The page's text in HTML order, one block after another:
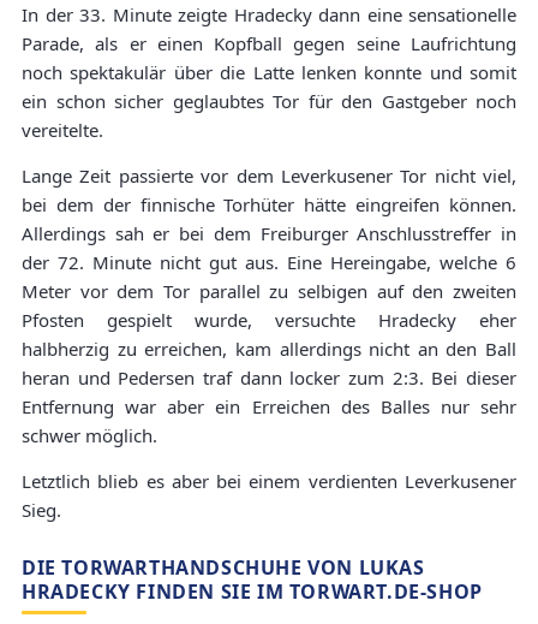
In der 33. Minute zeigte Hradecky dann eine sensationelle
Parade, als er einen Kopfball gegen seine Laufrichtung
noch spektakulär über die Latte lenken konnte und somit
ein schon sicher geglaubtes Tor für den Gastgeber noch
vereitelte.
Lange Zeit passierte vor dem Leverkusener Tor nicht viel,
bei dem der finnische Torhüter hätte eingreifen können.
Allerdings sah er bei dem Freiburger Anschlusstreffer in
der 72. Minute nicht gut aus. Eine Hereingabe, welche 6
Meter vor dem Tor parallel zu selbigen auf den zweiten
Pfosten gespielt wurde, versuchte Hradecky eher
halbherzig zu erreichen, kam allerdings nicht an den Ball
heran und Pedersen traf dann locker zum 2:3. Bei dieser
Entfernung war aber ein Erreichen des Balles nur sehr
schwer möglich.
Letztlich blieb es aber bei einem verdienten Leverkusener
Sieg.
DIE TORWARTHANDSCHUHE VON LUKAS
HRADECKY FINDEN SIE IM TORWART.DE-SHOP